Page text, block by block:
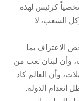
كرئيس لهذه
الشعب، لا
الاعتراف بما
وأن لبنان تعب من
وأن العالم كاد
انعدام الدولة.